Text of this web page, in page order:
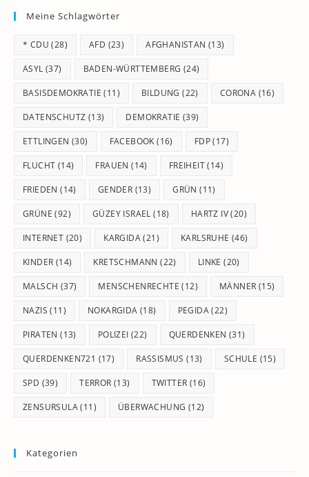
Meine Schlagwörter
* CDU (28) AFD (23) AFGHANISTAN (13)
ASYL (37) BADEN-WÜRTTEMBERG (24)
BASISDEMOKRATIE (11) BILDUNG (22) CORONA (16)
DATENSCHUTZ (13) DEMOKRATIE (39)
ETTLINGEN (30) FACEBOOK (16) FDP(17)
FLUCHT (14) FRAUEN (14) FREIHEIT(14)
FRIEDEN (14) GENDER (13) GRÜN (11)
GRÜNE (92) GÜZEY ISRAEL (18) HARTZ IV(20)
INTERNET (20) KARGIDA(21) KARLSRUHE (46)
KINDER (14) KRETSCHMANN (22) LINKE (20)
MALSCH (37) MENSCHENRECHTE (12) MÄNNER (15)
NAZIS (11) NOKARGIDA (18) PEGIDA(22)
PIRATEN (13) POLIZEI (22) QUERDENKEN (31)
QUERDENKEN721 (17) RASSISMUS (13) SCHULE (15)
SPD (39) TERROR (13) TWITTER (16)
ZENSURSULA(11) ÜBERWACHUNG (12)
Kategorien